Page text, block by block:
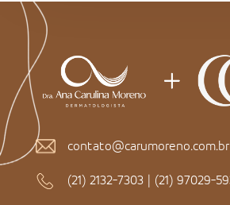
contato@carumoreno.com.br
(21) 2132-7303 | (21) 97029-